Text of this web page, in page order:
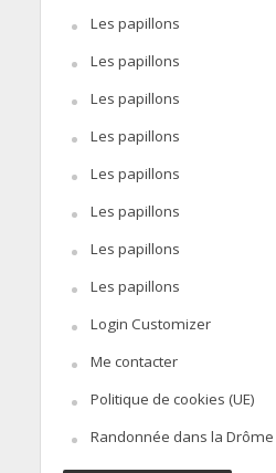
Les papillons
Les papillons
Les papillons
Les papillons
Les papillons
Les papillons
Les papillons
Les papillons
Login Customizer
Me contacter
Politique de cookies (UE)
Randonnée dans la Drôme